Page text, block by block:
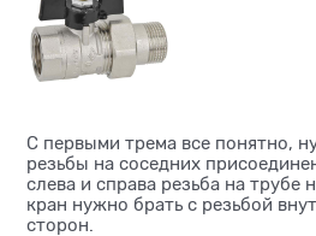
С первыми трема все понятно,
резьбы на соседних
слева и справа резьба на трубе
кран нужно брать с резьбой
сторон.